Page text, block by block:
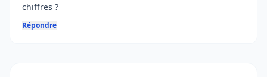
chiffres ?
Répondre